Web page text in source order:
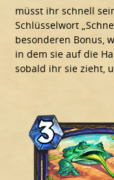
müsst ihr schnell
Schlüsselwort
besonderen Bonus,
in dem sie auf die
sobald ihr sie zieht,